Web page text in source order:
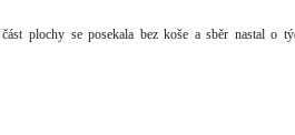
plochy se posekala bez koše a sběr nastal o